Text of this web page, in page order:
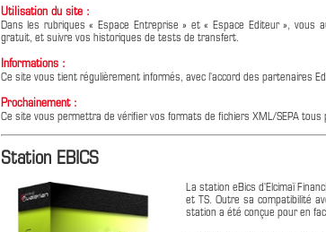
Utilisation du site :
Dans les rubriques « Espace Entreprise » et « Espace Editeur »,
gratuit, et suivre vos historiques de tests de transfert.
Informations :
Ce site vous tient régulièrement informés, avec l’accord des partenaires
Prochainement :
Ce site vous permettra de vérifier vos formats de fichiers XML/SEPA tous
Station EBICS
La station eBics d'Elcimaï
et TS. Outre sa compatibilité
station a été conçue pour en